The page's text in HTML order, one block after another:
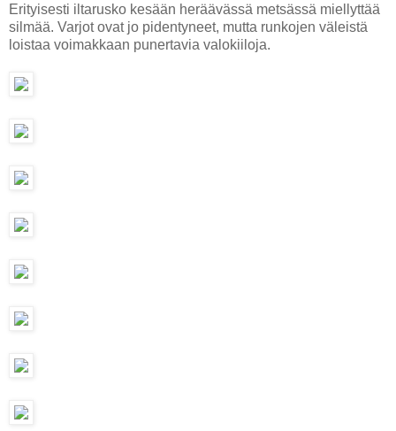
Erityisesti iltarusko kesään heräävässä metsässä miellyttää
silmää. Varjot ovat jo pidentyneet, mutta runkojen väleistä
loistaa voimakkaan punertavia valokiiloja.